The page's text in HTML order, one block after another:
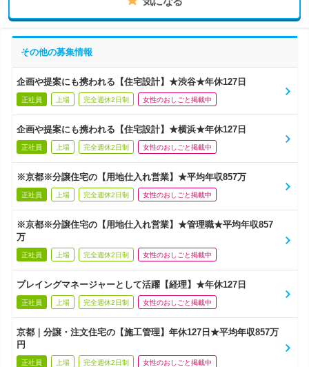
その他の募集情報
企画や提案にも携われる【住宅設計】★渋谷★年休127日
正社員 上場 完全週休2日制 女性のおしごと掲載中
企画や提案にも携われる【住宅設計】★横浜★年休127日
正社員 上場 完全週休2日制 女性のおしごと掲載中
※京都※分譲住宅の【用地仕入れ営業】★平均年収857万
正社員 上場 完全週休2日制 女性のおしごと掲載中
※京都※分譲住宅の【用地仕入れ営業】★管理職★平均年収857
万
正社員 上場 完全週休2日制 女性のおしごと掲載中
プレイングマネージャーとして活躍【経理】★年休127日
正社員 上場 完全週休2日制 女性のおしごと掲載中
京都｜分譲・注文住宅の【施工管理】年休127日★平均年収857万
円
正社員 上場 完全週休2日制 女性のおしごと掲載中